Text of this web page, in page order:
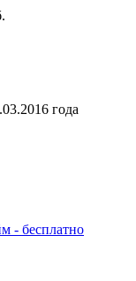
года
- бесплатно